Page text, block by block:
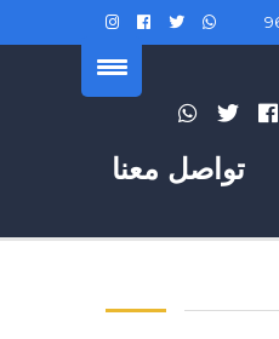
تواصل معنا